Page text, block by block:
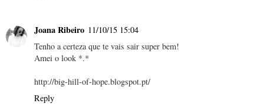
Joana Ribeiro 11/10/15 15:04
Tenho a certeza que te vais sair super bem!
Amei o look *.*
http://big-hill-of-hope.blogspot.pt/
Reply